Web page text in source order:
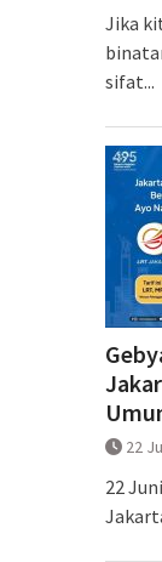
Jika
sifat...
22
22